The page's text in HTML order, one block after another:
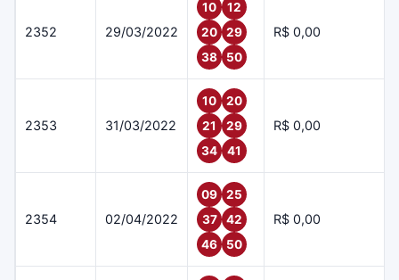
2352 29/03/2022
10
12
20
29
38
50
R$ 0,00
2353 31/03/2022
10
20
21
29
34
41
R$ 0,00
2354 02/04/2022
09
25
37
42
46
50
R$ 0,00